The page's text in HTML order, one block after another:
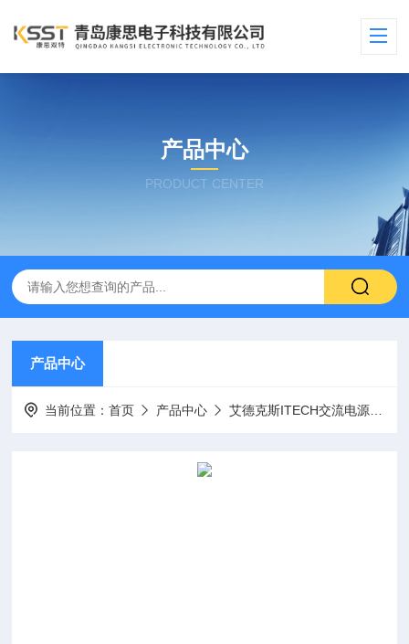
产品中心
PRODUCT CENTER
产品中心
当前位置：首页 产品中心 艾德克斯ITECH交流电源